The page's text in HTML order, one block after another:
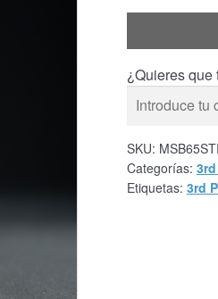
¿Quieres
SKU:
Categorías:
Etiquetas: 3rd